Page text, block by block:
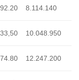
8.114.140
10.048.950
12.247.200